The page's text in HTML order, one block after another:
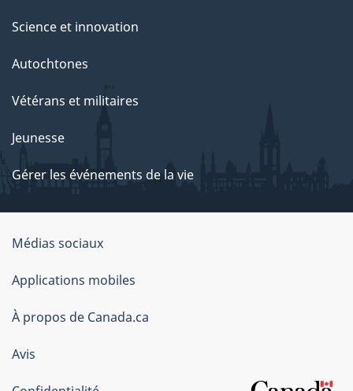
Science et innovation
Autochtones
Vétérans et militaires
Jeunesse
Gérer les événements de la vie
Organisation
du
gouvernement
du
Canada
Médias sociaux
Applications mobiles
À propos de Canada.ca
Avis